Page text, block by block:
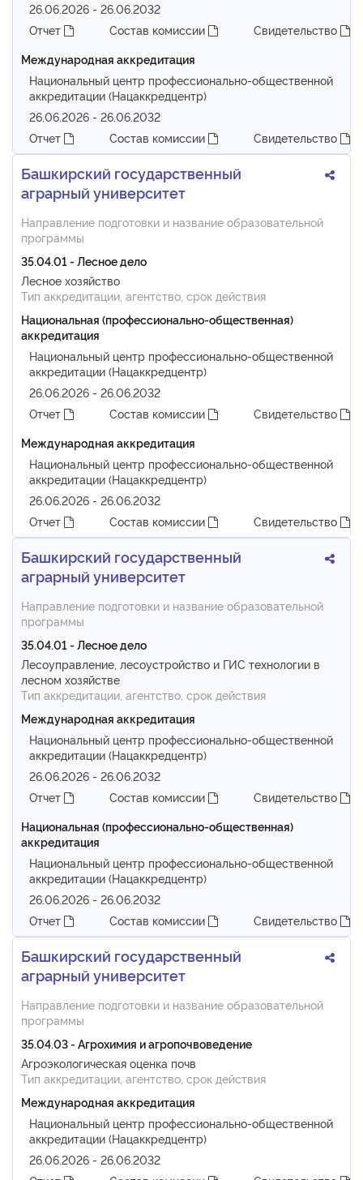
26.06.2026 - 26.06.2032
Отчет
Состав комиссии
Свидетельство
Международная аккредитация
Национальный центр профессионально-общественной
аккредитации (Нацаккредцентр)
26.06.2026 - 26.06.2032
Отчет
Состав комиссии Свидетельство
Башкирский государственный
аграрный университет
Направление подготовки и название образовательной
программы
35.04.01 - Лесное дело
Лесное хозяйство
Тип аккредитации, агентство, срок действия
Национальная (профессионально-общественная)
аккредитация
Национальный центр профессионально-общественной
аккредитации (Нацаккредцентр)
26.06.2026 - 26.06.2032
Отчет
Состав комиссии
Свидетельство
Международная аккредитация
Национальный центр профессионально-общественной
аккредитации (Нацаккредцентр)
26.06.2026 - 26.06.2032
Отчет
Состав комиссии Свидетельство
Башкирский государственный
аграрный университет
Направление подготовки и название образовательной
программы
35.04.01 - Лесное дело
Лесоуправление, лесоустройство и ГИС технологии в
лесном хозяйстве
Тип аккредитации, агентство, срок действия
Международная аккредитация
Национальный центр профессионально-общественной
аккредитации (Нацаккредцентр)
26.06.2026 - 26.06.2032
Отчет
Состав комиссии
Свидетельство
Национальная (профессионально-общественная)
аккредитация
Национальный центр профессионально-общественной
аккредитации (Нацаккредцентр)
26.06.2026 - 26.06.2032
Отчет
Состав комиссии Свидетельство
Башкирский государственный
аграрный университет
Направление подготовки и название образовательной
программы
35.04.03 - Агрохимия и агропочвоведение
Агроэкологическая оценка почв
Тип аккредитации, агентство, срок действия
Международная аккредитация
Национальный центр профессионально-общественной
аккредитации (Нацаккредцентр)
26.06.2026 - 26.06.2032